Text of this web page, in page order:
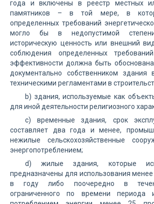
года и включены в реестр местных
памятников – в той мере, в
определенных требований
могло бы в недопустимой
историческую ценность или внешний
соблюдения определенных
эффективности должна быть
документально собственником здания
техническими регламентами в
b) здания, используемые как
для иной деятельности религиозного
c) временные здания, срок
составляет два года и менее,
нежилые сельскохозяйственные
энергопотреблением;
d) жилые здания, которые
предназначены для использования
в году либо поочередно в
ограниченного по времени